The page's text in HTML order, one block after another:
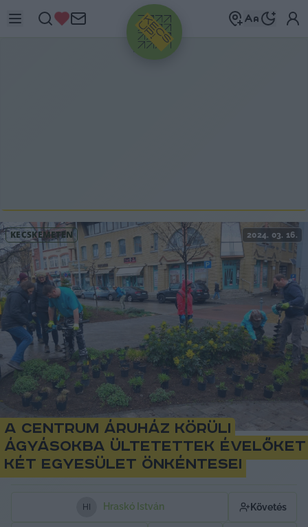
HIRDETÉS
KECSKEMÉTEN 2024. 03. 16.
A Centrum Áruház körüli
ágyásokba ültetettek évelőket
két egyesület önkéntesei
H Hraskó István Követés